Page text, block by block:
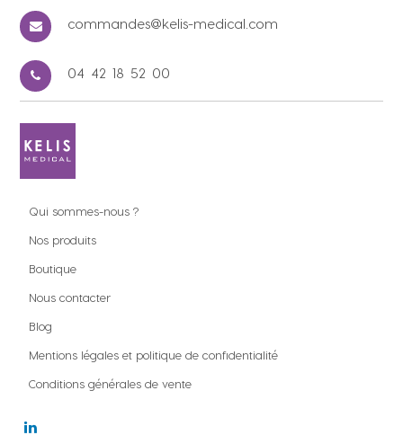
commandes@kelis-medical.com
04 42 18 52 00
Qui sommes-nous ?
Nos produits
Boutique
Nous contacter
Blog
Mentions légales et politique de confidentialité
Conditions générales de vente